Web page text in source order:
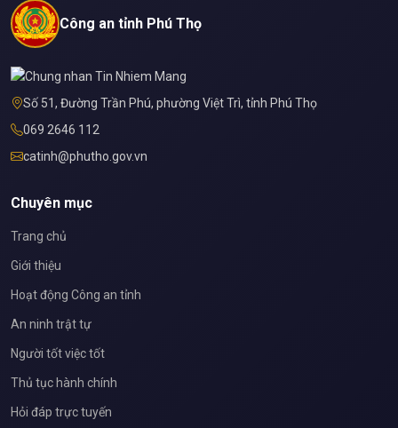
Công an tỉnh Phú Thọ
Số 51, Đường Trần Phú, phường Việt Trì, tỉnh Phú Thọ
069 2646 112
catinh@phutho.gov.vn
Chuyên mục
Trang chủ
Giới thiệu
Hoạt động Công an tỉnh
An ninh trật tự
Người tốt việc tốt
Thủ tục hành chính
Hỏi đáp trực tuyến